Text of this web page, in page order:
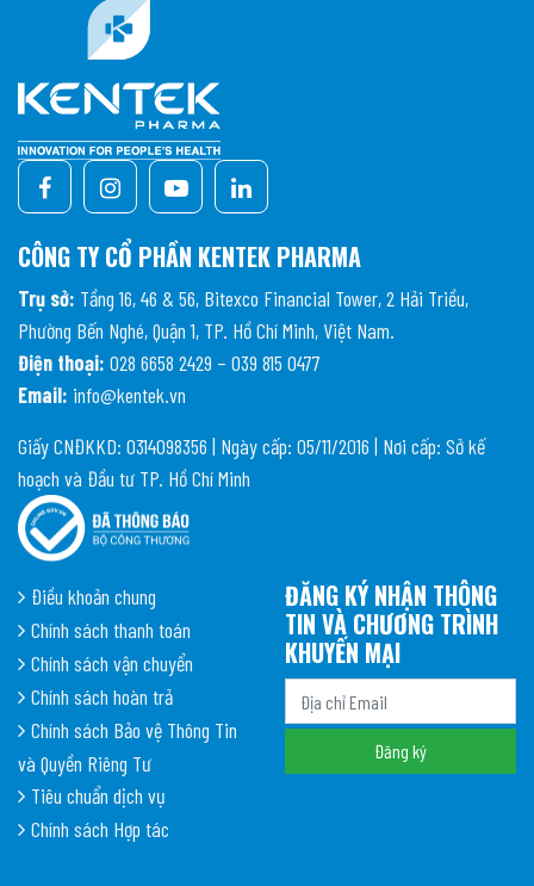
CÔNG TY CỔ PHẦN KENTEK PHARMA
Trụ sở: Tầng 16, 46 & 56, Bitexco Financial Tower, 2 Hải Triều,
Phường Bến Nghé, Quận 1, TP. Hồ Chí Minh, Việt Nam.
Điện thoại: 028 6658 2429 – 039 815 0477
Email: info@kentek.vn
Giấy CNĐKKD: 0314098356 | Ngày cấp: 05/11/2016 | Nơi cấp: Sở kế
hoạch và Đầu tư TP. Hồ Chí Minh
Điều khoản chung
Chính sách thanh toán
Chính sách vận chuyển
Chính sách hoàn trả
Chính sách Bảo vệ Thông Tin
và Quyền Riêng Tư
Tiêu chuẩn dịch vụ
Chính sách Hợp tác
ĐĂNG KÝ NHẬN THÔNG
TIN VÀ CHƯƠNG TRÌNH
KHUYẾN MẠI